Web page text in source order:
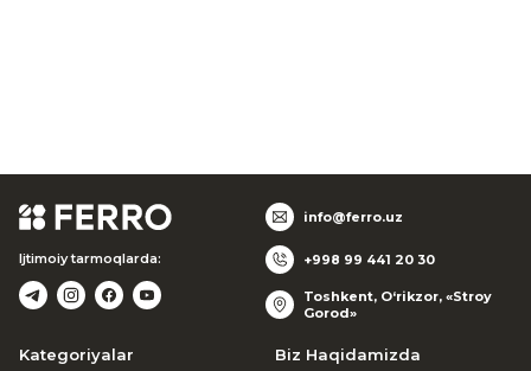
Ijtimoiy tarmoqlarda:
info@ferro.uz
+998 99 441 20 30
Toshkent, O‘rikzor, «Stroy
Gorod»
Kategoriyalar Biz Haqidamizda